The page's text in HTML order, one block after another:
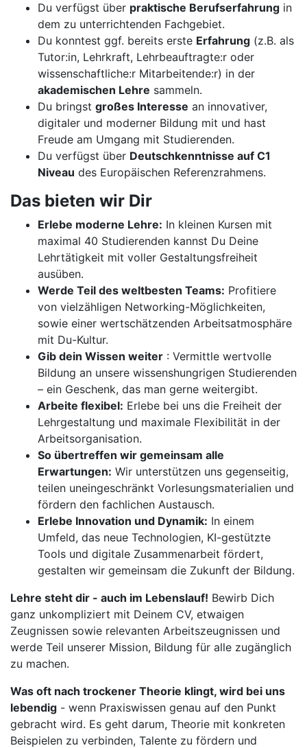
Du verfügst über praktische Berufserfahrung in
dem zu unterrichtenden Fachgebiet.
Du konntest ggf. bereits erste Erfahrung (z.B. als
Tutor:in, Lehrkraft, Lehrbeauftragte:r oder
wissenschaftliche:r Mitarbeitende:r) in der
akademischen Lehre sammeln.
Du bringst großes Interesse an innovativer,
digitaler und moderner Bildung mit und hast
Freude am Umgang mit Studierenden.
Du verfügst über Deutschkenntnisse auf C1
Niveau des Europäischen Referenzrahmens.
Das bieten wir Dir
Erlebe moderne Lehre: In kleinen Kursen mit
maximal 40 Studierenden kannst Du Deine
Lehrtätigkeit mit voller Gestaltungsfreiheit
ausüben.
Werde Teil des weltbesten Teams: Profitiere
von vielzähligen Networking-Möglichkeiten,
sowie einer wertschätzenden Arbeitsatmosphäre
mit Du-Kultur.
Gib dein Wissen weiter : Vermittle wertvolle
Bildung an unsere wissenshungrigen Studierenden
– ein Geschenk, das man gerne weitergibt.
Arbeite flexibel: Erlebe bei uns die Freiheit der
Lehrgestaltung und maximale Flexibilität in der
Arbeitsorganisation.
So übertreffen wir gemeinsam alle
Erwartungen: Wir unterstützen uns gegenseitig,
teilen uneingeschränkt Vorlesungsmaterialien und
fördern den fachlichen Austausch.
Erlebe Innovation und Dynamik: In einem
Umfeld, das neue Technologien, KI-gestützte
Tools und digitale Zusammenarbeit fördert,
gestalten wir gemeinsam die Zukunft der Bildung.
Lehre steht dir - auch im Lebenslauf! Bewirb Dich
ganz unkompliziert mit Deinem CV, etwaigen
Zeugnissen sowie relevanten Arbeitszeugnissen und
werde Teil unserer Mission, Bildung für alle zugänglich
zu machen.
Was oft nach trockener Theorie klingt, wird bei uns
lebendig - wenn Praxiswissen genau auf den Punkt
gebracht wird. Es geht darum, Theorie mit konkreten
Beispielen zu verbinden, Talente zu fördern und